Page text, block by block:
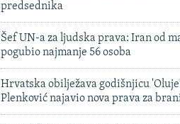
predsednika
Šef UN-a za ljudska prava: Iran od
pogubio najmanje 56 osoba
Hrvatska obilježava godišnjicu
Plenković najavio nova prava za